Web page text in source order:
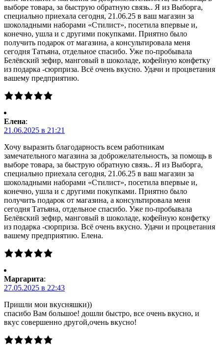
выборе товара, за быструю обратную связь.. Я из Выборга,
специально приехала сегодня, 21.06.25 в ваш магазин за
шоколадными наборами «Стилист», посетила впервые и,
конечно, ушла и с другими покупками. Приятно было
получить подарок от магазина, а консультировала меня
сегодня Татьяна, отдельное спасибо. Уже по-пробывала
Белёвский зефир, манговый в шоколаде, кофейную конфетку
из подарка -сюрприза. Всё очень вкусно. Удачи и процветания
вашему предприятию.
Елена:
21.06.2025 в 21:21
Хочу выразить благодарность всем работникам
замечательного магазина за доброжелательность, за помощь в
выборе товара, за быструю обратную связь.. Я из Выборга,
специально приехала сегодня, 21.06.25 в ваш магазин за
шоколадными наборами «Стилист», посетила впервые и,
конечно, ушла и с другими покупками. Приятно было
получить подарок от магазина, а консультировала меня
сегодня Татьяна, отдельное спасибо. Уже по-пробывала
Белёвский зефир, манговый в шоколаде, кофейную конфетку
из подарка -сюрприза. Всё очень вкусно. Удачи и процветания
вашему предприятию. Елена.
Маргарита:
27.05.2025 в 22:43
Пришли мои вкусняшки))
спасибо Вам большое! дошли быстро, все очень вкусно, и
вкус совершенно другой,очень вкусно!